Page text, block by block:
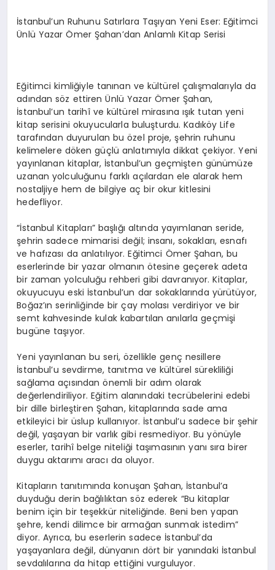
İstanbul’un Ruhunu Satırlara Taşıyan Yeni Eser: Eğitimci
Ünlü Yazar Ömer Şahan’dan Anlamlı Kitap Serisi
Eğitimci kimliğiyle tanınan ve kültürel çalışmalarıyla da
adından söz ettiren Ünlü Yazar Ömer Şahan,
İstanbul’un tarihî ve kültürel mirasına ışık tutan yeni
kitap serisini okuyucularla buluşturdu. Kadıköy Life
tarafından duyurulan bu özel proje, şehrin ruhunu
kelimelere döken güçlü anlatımıyla dikkat çekiyor. Yeni
yayınlanan kitaplar, İstanbul’un geçmişten günümüze
uzanan yolculuğunu farklı açılardan ele alarak hem
nostaljiye hem de bilgiye aç bir okur kitlesini
hedefliyor.
“İstanbul Kitapları” başlığı altında yayımlanan seride,
şehrin sadece mimarisi değil; insanı, sokakları, esnafı
ve hafızası da anlatılıyor. Eğitimci Ömer Şahan, bu
eserlerinde bir yazar olmanın ötesine geçerek adeta
bir zaman yolculuğu rehberi gibi davranıyor. Kitaplar,
okuyucuyu eski İstanbul’un dar sokaklarında yürütüyor,
Boğaz’ın serinliğinde bir çay molası verdiriyor ve bir
semt kahvesinde kulak kabartılan anılarla geçmişi
bugüne taşıyor.
Yeni yayınlanan bu seri, özellikle genç nesillere
İstanbul’u sevdirme, tanıtma ve kültürel sürekliliği
sağlama açısından önemli bir adım olarak
değerlendiriliyor. Eğitim alanındaki tecrübelerini edebi
bir dille birleştiren Şahan, kitaplarında sade ama
etkileyici bir üslup kullanıyor. İstanbul’u sadece bir şehir
değil, yaşayan bir varlık gibi resmediyor. Bu yönüyle
eserler, tarihî belge niteliği taşımasının yanı sıra birer
duygu aktarımı aracı da oluyor.
Kitapların tanıtımında konuşan Şahan, İstanbul’a
duyduğu derin bağlılıktan söz ederek “Bu kitaplar
benim için bir teşekkür niteliğinde. Beni ben yapan
şehre, kendi dilimce bir armağan sunmak istedim”
diyor. Ayrıca, bu eserlerin sadece İstanbul’da
yaşayanlara değil, dünyanın dört bir yanındaki İstanbul
sevdalılarına da hitap ettiğini vurguluyor.